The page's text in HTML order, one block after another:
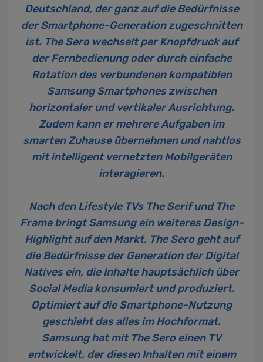
Deutschland, der ganz auf die Bedürfnisse
der Smartphone-Generation zugeschnitten
ist. The Sero wechselt per Knopfdruck auf
der Fernbedienung oder durch einfache
Rotation des verbundenen kompatiblen
Samsung Smartphones zwischen
horizontaler und vertikaler Ausrichtung.
Zudem kann er mehrere Aufgaben im
smarten Zuhause übernehmen und nahtlos
mit intelligent vernetzten Mobilgeräten
interagieren.
Nach den Lifestyle TVs The Serif und The
Frame bringt Samsung ein weiteres Design-
Highlight auf den Markt. The Sero geht auf
die Bedürfnisse der Generation der Digital
Natives ein, die Inhalte hauptsächlich über
Social Media konsumiert und produziert.
Optimiert auf die Smartphone-Nutzung
geschieht das alles im Hochformat.
Samsung hat mit The Sero einen TV
entwickelt, der diesen Inhalten mit einem